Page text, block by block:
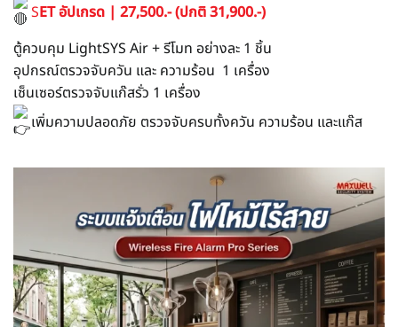
SET อัปเกรด | 27,500.- (ปกติ 31,900.-)
ตู้ควบคุม LightSYS Air + รีโมท อย่างละ 1 ชิ้น
อุปกรณ์ตรวจจับควัน และ ความร้อน 1 เครื่อง
เซ็นเซอร์ตรวจจับแก๊สรั่ว 1 เครื่อง
เพิ่มความปลอดภัย ตรวจจับครบทั้งควัน ความร้อน และแก๊ส